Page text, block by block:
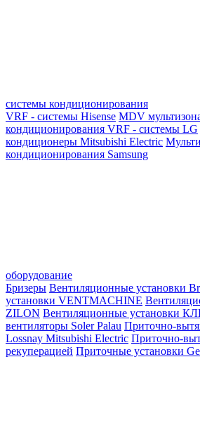
системы кондиционирования
VRF - системы Hisense MDV
кондиционирования VRF - системы LG
кондиционеры Mitsubishi Electric
кондиционирования Samsung
оборудование
Бризеры Вентиляционные установки
установки VENTMACHINE
ZILON Вентиляционные установки
вентиляторы Soler Palau Приточно-
Lossnay Mitsubishi Electric Приточно-
рекуперацией Приточные установки